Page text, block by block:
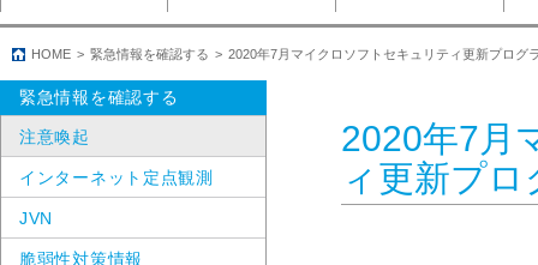
HOME 緊急情報を確認する 2020年7月マイクロソフトセキュリティ更新プログ
2020年7月
ィ更新プ
緊急情報を確認する
注意喚起
インターネット定点観測
JVN
脆弱性対策情報